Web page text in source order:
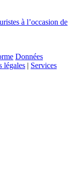
à l’occasion de
Données
légales | Services